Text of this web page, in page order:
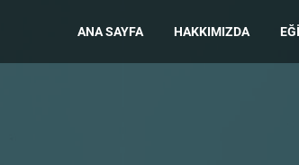
ANA SAYFA HAKKIMIZDA